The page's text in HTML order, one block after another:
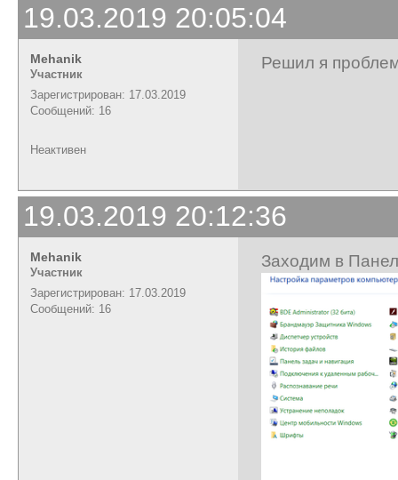
19.03.2019 20:05:04
Mehanik
Участник
Зарегистрирован: 17.03.2019
Сообщений: 16
Решил я
Неактивен
19.03.2019 20:12:36
Mehanik
Участник
Зарегистрирован: 17.03.2019
Сообщений: 16
Заходим в